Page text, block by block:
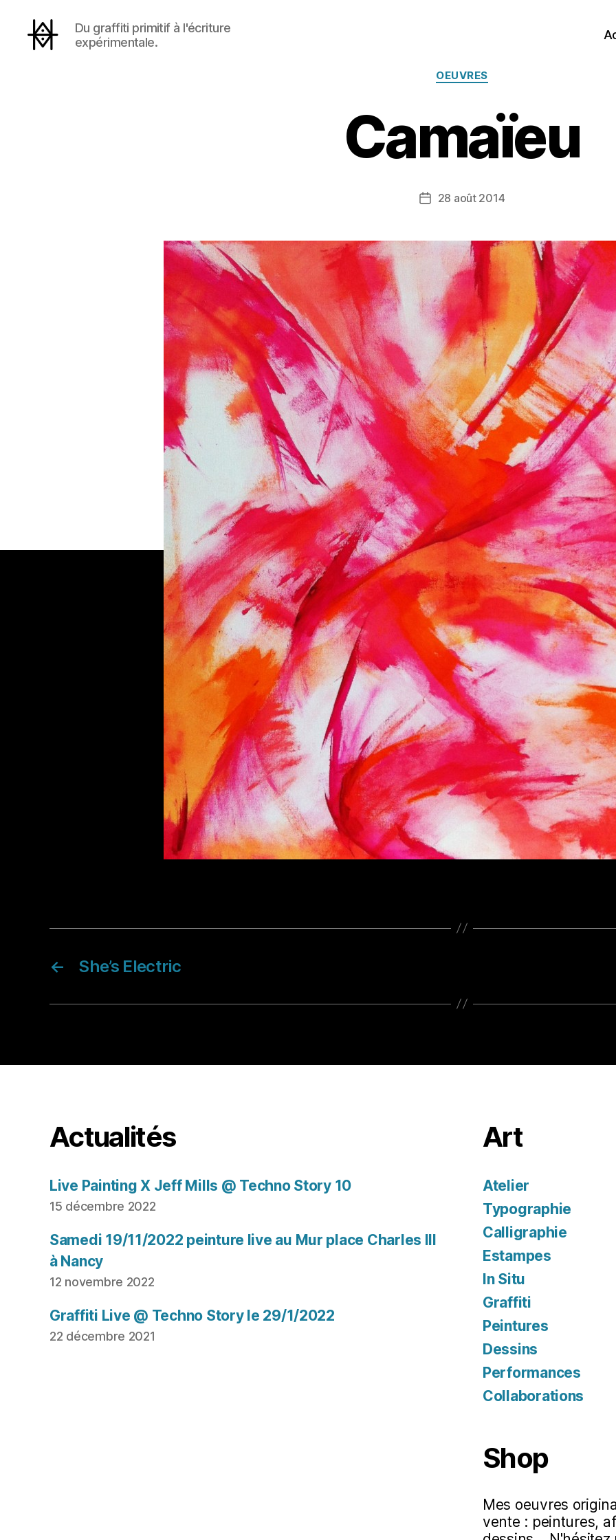
Du graffiti primitif à l'écriture
expérimentale.
Catégories
OEUVRES
Camaïeu
Date28 août 2014
← She’s Electric
Actualités
Live Painting X Jeff Mills @ Techno Story 10
15 décembre 2022
Samedi 19/11/2022 peinture live au Mur place Charles III
à Nancy
12 novembre 2022
Graffiti Live @ Techno Story le 29/1/2022
22 décembre 2021
Art
Atelier
Typographie
Calligraphie
Estampes
In Situ
Graffiti
Peintures
Dessins
Performances
Collaborations
Shop
Mes oeuvres
vente : peintures,